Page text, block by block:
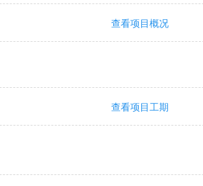
查看项目概况
查看项目工期